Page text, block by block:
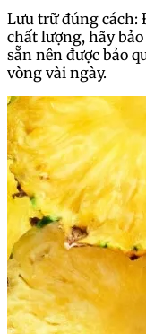
Lưu trữ đúng cách:
chất lượng, hãy
sẵn nên được bảo
vòng vài ngày.